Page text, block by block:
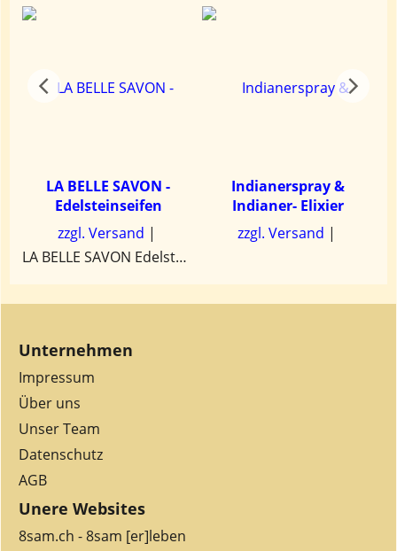
LA BELLE SAVON -
Edelsteinseifen
zzgl. Versand
LA BELLE SAVON Edelsteinseifen - Ästhetische Seife für sanfte Reinigung
Indianerspray &
Indianer- Elixier
zzgl. Versand
Unternehmen
Impressum
Über uns
Unser Team
Datenschutz
AGB
Unere Websites
8sam.ch - 8sam [er]leben